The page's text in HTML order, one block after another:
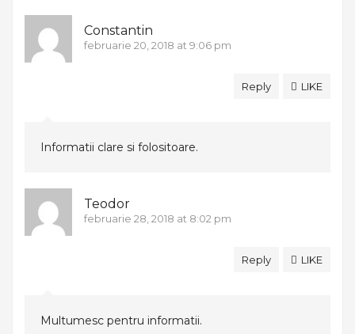
Constantin
februarie 20, 2018 at 9:06 pm
Reply LIKE
Informatii clare si folositoare.
Teodor
februarie 28, 2018 at 8:02 pm
Reply LIKE
Multumesc pentru informatii.